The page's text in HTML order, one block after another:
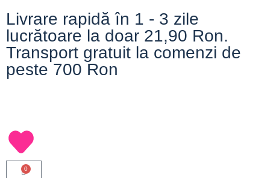
Livrare rapidă în 1 - 3 zile
lucrătoare la doar 21,90 Ron.
Transport gratuit la comenzi de
peste 700 Ron
0